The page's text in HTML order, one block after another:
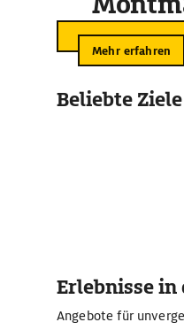
Mehr erfahren
Beliebte
Erlebnisse in
Angebote für